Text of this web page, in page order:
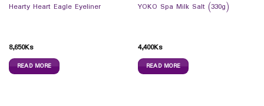
Hearty Heart Eagle Eyeliner
8,650Ks
READ MORE
YOKO Spa Milk Salt (330g)
4,400Ks
READ MORE